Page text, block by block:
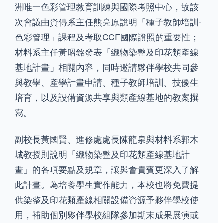
洲唯一色彩管理教育訓練與國際考照中心，故該
次會議由資傳系主任熊亮原說明「種子教師培訓-
色彩管理」課程及考取CCF國際證照的重要性；
材料系主任黃昭銘發表「織物染整及印花類產線
基地計畫」相關內容，同時邀請夥伴學校共同參
與教學、產學計畫申請、種子教師培訓、技優生
培育，以及設備資源共享與類產線基地的教案撰
寫。
副校長黃國賢、進修處處長陳龍泉與材料系郭木
城教授則說明「織物染整及印花類產線基地計
畫」的各項要點及規章，讓與會貴賓更深入了解
此計畫。為培養學生實作能力，本校也將免費提
供染整及印花類產線相關設備資源予夥伴學校使
用，補助個別夥伴學校組隊參加期末成果展演或